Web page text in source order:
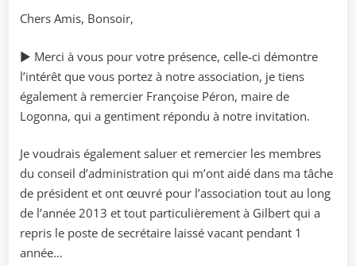
Chers Amis, Bonsoir,
► Merci à vous pour votre présence, celle-ci démontre
l’intérêt que vous portez à notre association, je tiens
également à remercier Françoise Péron, maire de
Logonna, qui a gentiment répondu à notre invitation.
Je voudrais également saluer et remercier les membres
du conseil d’administration qui m’ont aidé dans ma tâche
de président et ont œuvré pour l’association tout au long
de l’année 2013 et tout particulièrement à Gilbert qui a
repris le poste de secrétaire laissé vacant pendant 1
année…